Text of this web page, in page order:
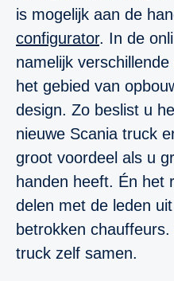
is mogelijk aan de
configurator. In de
namelijk
het gebied van
design. Zo beslist u
nieuwe Scania truck
groot voordeel als u
handen heeft. Én het
delen met de leden
betrokken
truck zelf samen.